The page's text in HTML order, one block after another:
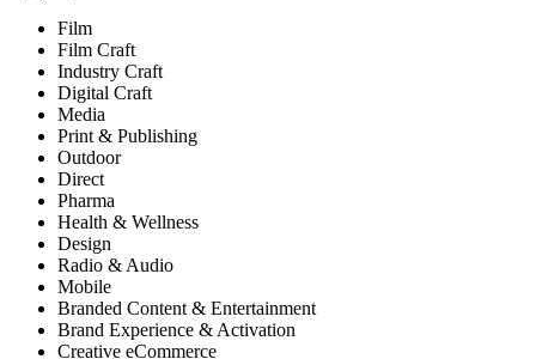
Film
Film Craft
Industry Craft
Digital Craft
Media
Print & Publishing
Outdoor
Direct
Pharma
Health & Wellness
Design
Radio & Audio
Mobile
Branded Content & Entertainment
Brand Experience & Activation
Creative eCommerce